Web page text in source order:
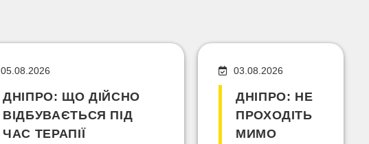
05.08.2026
ДНІПРО: ЩО ДІЙСНО
ВІДБУВАЄТЬСЯ ПІД
ЧАС ТЕРАПІЇ
03.08.2026
ДНІПРО: НЕ
ПРОХОДІТЬ
МИМО